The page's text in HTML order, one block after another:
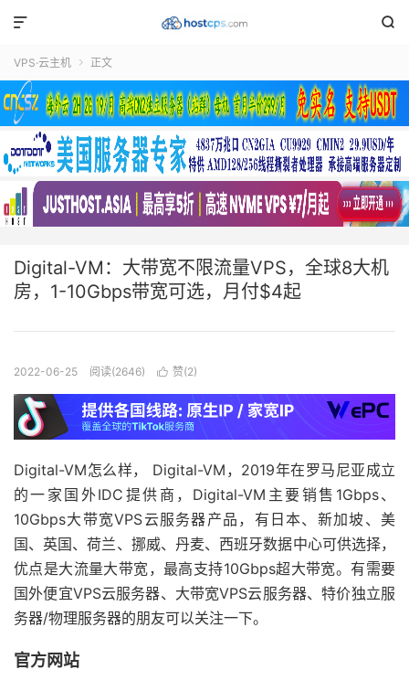


VPS·云主机  正文
Digital-VM：大带宽不限流量VPS，全球8大机
房，1-10Gbps带宽可选，月付$4起
2022-06-25 阅读(2646)  赞(2)
Digital-VM怎么样， Digital-VM，2019年在罗马尼亚成立
的一家国外IDC提供商，Digital-VM主要销售1Gbps、
10Gbps大带宽VPS云服务器产品，有日本、新加坡、美
国、英国、荷兰、挪威、丹麦、西班牙数据中心可供选择，
优点是大流量大带宽，最高支持10Gbps超大带宽。有需要
国外便宜VPS云服务器、大带宽VPS云服务器、特价独立服
务器/物理服务器的朋友可以关注一下。
官方网站